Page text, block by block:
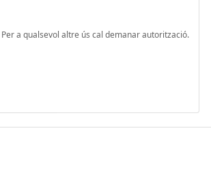
a qualsevol altre ús cal demanar autorització.